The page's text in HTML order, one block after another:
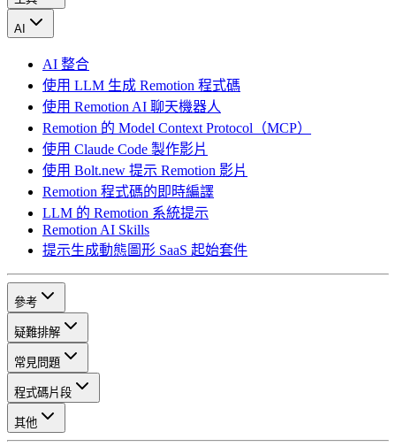
AI
AI 整合
使用 LLM 生成 Remotion 程式碼
使用 Remotion AI 聊天機器人
Remotion 的 Model Context Protocol（MCP）
使用 Claude Code 製作影片
使用 Bolt.new 提示 Remotion 影片
Remotion 程式碼的即時編譯
LLM 的 Remotion 系統提示
Remotion AI Skills
提示生成動態圖形 SaaS 起始套件
參考
疑難排解
常見問題
程式碼片段
其他